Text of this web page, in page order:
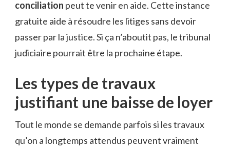
conciliation peut te venir en aide. Cette instance
gratuite aide à résoudre les litiges sans devoir
passer par la justice. Si ça n’aboutit pas, le tribunal
judiciaire pourrait être la prochaine étape.
Les types de travaux
justifiant une baisse de loyer
Tout le monde se demande parfois si les travaux
qu’on a longtemps attendus peuvent vraiment